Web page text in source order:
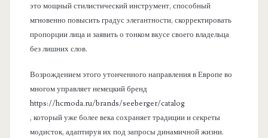
это мощный стилистический инструмент, способный
мгновенно повысить градус элегантности, скорректировать
пропорции лица и заявить о тонком вкусе своего владельца
без лишних слов.
Возрождением этого утонченного направления в Европе во
многом управляет немецкий бренд
https://hcmoda.ru/brands/seeberger/catalog
, который уже более века сохраняет традиции и секреты
модисток, адаптируя их под запросы динамичной жизни.